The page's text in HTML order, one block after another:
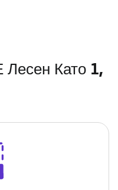
Лесен Като 1,